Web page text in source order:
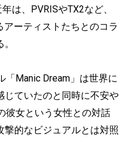
は、PVRISやTX2など、
ーティストたちとのコラ
「Manic Dream」は世界に
じていたのと同時に不安や
彼女という女性との対話
撃的なビジュアルとは対照